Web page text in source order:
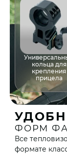
кольца для
крепления
прицела
ФОРМ
Все
формате